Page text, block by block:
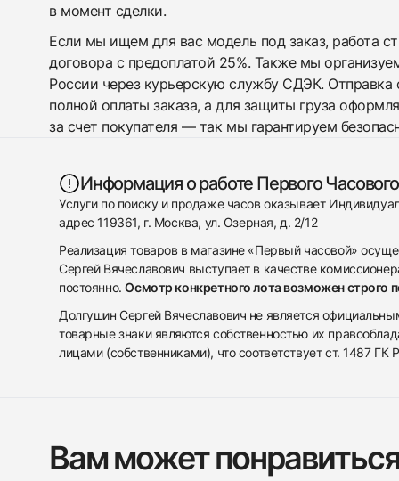
в момент сделки.
Если мы ищем для вас модель под заказ, работа
договора с предоплатой 25%. Также мы
России через курьерскую службу СДЭК. Отправка
полной оплаты заказа, а для защиты груза
за счет покупателя — так мы гарантируем
Информация о работе Первого Часового
Услуги по поиску и продаже часов оказывает
адрес 119361, г. Москва, ул. Озерная, д. 2/12
Реализация товаров в магазине «Первый часовой»
Сергей Вячеславович выступает в качестве
постоянно.Осмотр конкретного лота возможен строго
Долгушин Сергей Вячеславович не является
товарные знаки являются собственностью их
лицами (собственниками), что соответствует ст. 1487
Вам может